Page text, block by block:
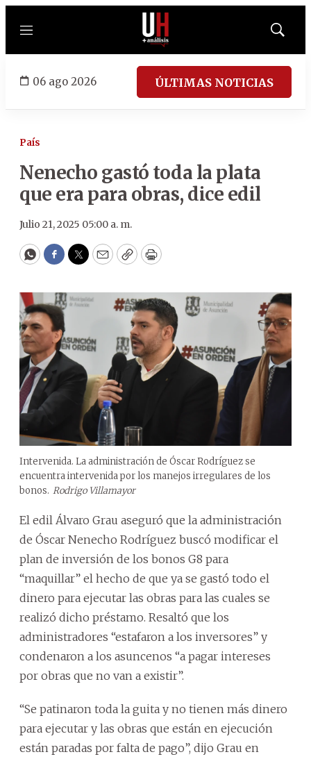
Menú
Mostrar
06 ago 2026 ÚLTIMAS NOTICIAS
País
Nenecho gastó toda la plata
que era para obras, dice edil
Julio 21, 2025 05:00 a. m.
WhatsApp
Facebook
Twitter
EmailCopyPrint
Intervenida. La administración de Óscar Rodríguez se
encuentra intervenida por los manejos irregulares de los
bonos. Rodrigo Villamayor
El edil Álvaro Grau aseguró que la administración
de Óscar Nenecho Rodríguez buscó modificar el
plan de inversión de los bonos G8 para
“maquillar” el hecho de que ya se gastó todo el
dinero para ejecutar las obras para las cuales se
realizó dicho préstamo. Resaltó que los
administradores “estafaron a los inversores” y
condenaron a los asuncenos “a pagar intereses
por obras que no van a existir”.
“Se patinaron toda la guita y no tienen más dinero
para ejecutar y las obras que están en ejecución
están paradas por falta de pago”, dijo Grau en